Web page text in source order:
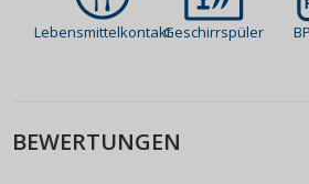
LebensmittelkontaktGeschirrspüler
BEWERTUNGEN